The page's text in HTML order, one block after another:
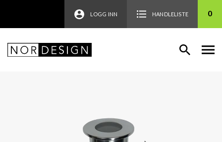
LOGG INN HANDLELISTE 0